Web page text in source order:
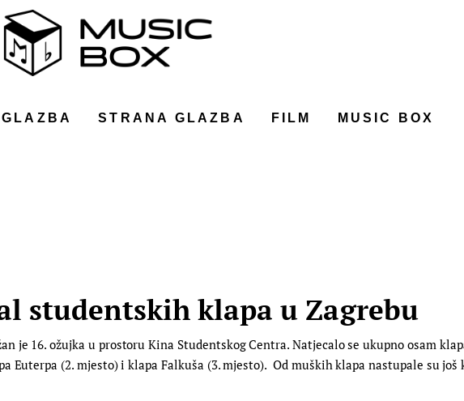
STRANA GLAZBA FILM MUSIC BOX
studentskih klapa u Zagrebu
je 16. ožujka u prostoru Kina Studentskog Centra. Natjecalo se ukupno osam
Euterpa (2. mjesto) i klapa Falkuša (3. mjesto). Od muških klapa nastupale su još